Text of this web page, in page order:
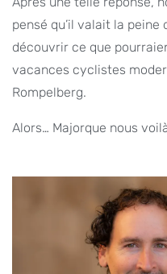
pensé qu’il valait la peine
découvrir ce que
vacances cyclistes
Rompelberg.
Alors… Majorque nous